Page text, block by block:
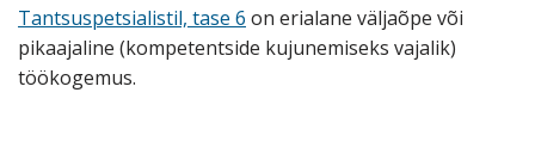
Tantsuspetsialistil, tase 6 on erialane väljaõpe või
pikaajaline (kompetentside kujunemiseks vajalik)
töökogemus.